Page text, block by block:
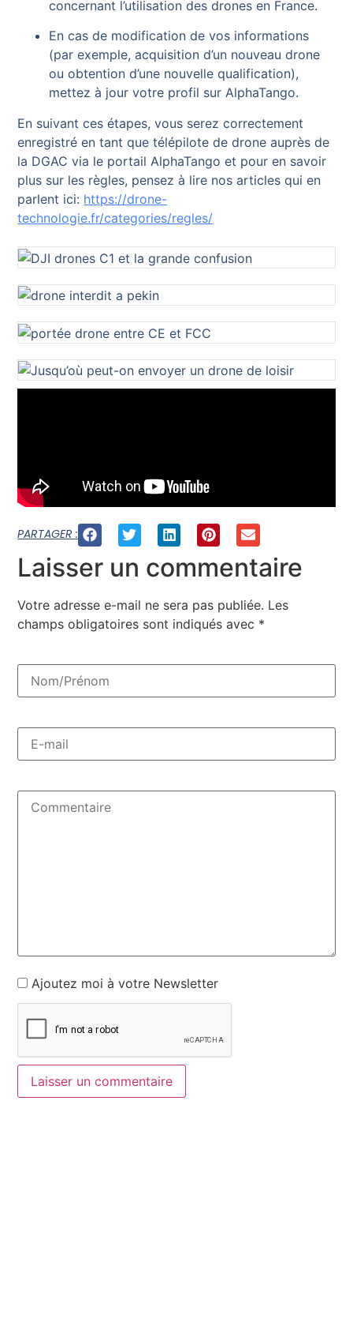
concernant l’utilisation des drones en France.
En cas de modification de vos informations
(par exemple, acquisition d’un nouveau drone
ou obtention d’une nouvelle qualification),
mettez à jour votre profil sur AlphaTango.
En suivant ces étapes, vous serez correctement
enregistré en tant que télépilote de drone auprès de
la DGAC via le portail AlphaTango et pour en savoir
plus sur les règles, pensez à lire nos articles qui en
parlent ici: https://drone-
technologie.fr/categories/regles/
PARTAGER :
Laisser un commentaire
Votre adresse e-mail ne sera pas publiée. Les
champs obligatoires sont indiqués avec *
Ajoutez moi à votre Newsletter